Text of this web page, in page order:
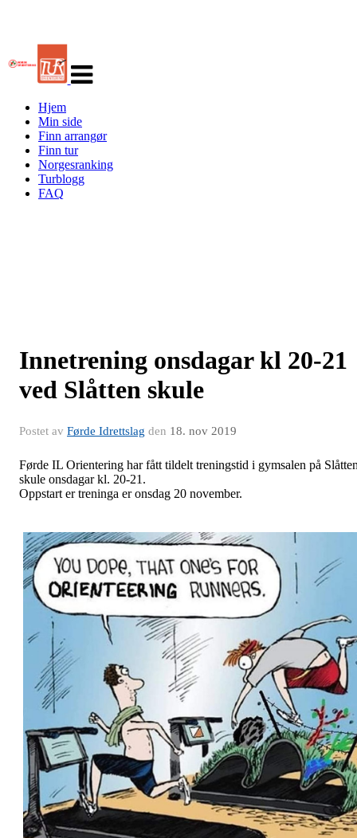
navigasjon
Hjem
Min side
Finn arrangør
Finn tur
Norgesranking
Turblogg
FAQ
Innetrening onsdagar kl 20-21
ved Slåtten skule
Postet av Førde Idrettslag den 18. nov 2019
Førde IL Orientering har fått tildelt treningstid i gymsalen på
skule onsdagar kl. 20-21.
Oppstart er treninga er onsdag 20 november.